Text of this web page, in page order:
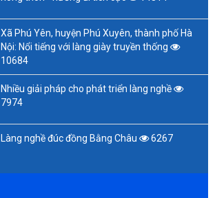
Xã Phú Yên, huyện Phú Xuyên, thành phố Hà
Nội: Nổi tiếng với làng giày truyền thống
10684
Nhiều giải pháp cho phát triển làng nghề
7974
Làng nghề đúc đồng Bằng Châu 6267